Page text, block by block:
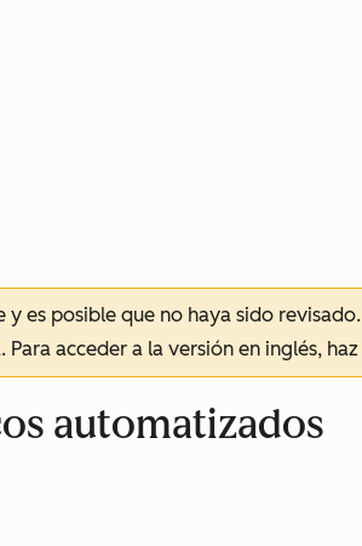
es posible que no haya sido revisado.
acceder a la versión en inglés, haz
automatizados